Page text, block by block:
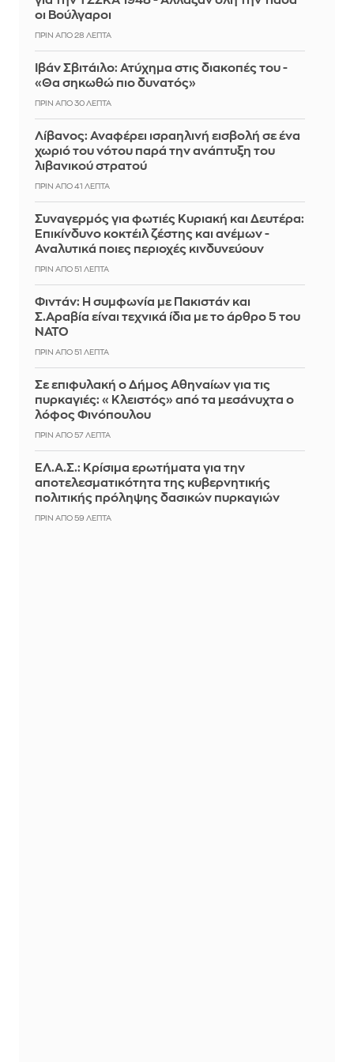
οι Βούλγαροι
ΠΡΙΝ ΑΠΌ 28 ΛΕΠΤΆ
Ιβάν Σβιτάιλο: Ατύχημα στις διακοπές του -
«Θα σηκωθώ πιο δυνατός»
ΠΡΙΝ ΑΠΌ 30 ΛΕΠΤΆ
Λίβανος: Αναφέρει ισραηλινή εισβολή σε ένα
χωριό του νότου παρά την ανάπτυξη του
λιβανικού στρατού
ΠΡΙΝ ΑΠΌ 41 ΛΕΠΤΆ
Συναγερμός για φωτιές Κυριακή και Δευτέρα:
Επικίνδυνο κοκτέιλ ζέστης και ανέμων -
Αναλυτικά ποιες περιοχές κινδυνεύουν
ΠΡΙΝ ΑΠΌ 51 ΛΕΠΤΆ
Φιντάν: Η συμφωνία με Πακιστάν και
Σ.Αραβία είναι τεχνικά ίδια με το άρθρο 5 του
ΝΑΤΟ
ΠΡΙΝ ΑΠΌ 51 ΛΕΠΤΆ
Σε επιφυλακή ο Δήμος Αθηναίων για τις
πυρκαγιές: «Κλειστός» από τα μεσάνυχτα ο
λόφος Φινόπουλου
ΠΡΙΝ ΑΠΌ 57 ΛΕΠΤΆ
ΕΛ.Α.Σ.: Κρίσιμα ερωτήματα για την
αποτελεσματικότητα της κυβερνητικής
πολιτικής πρόληψης δασικών πυρκαγιών
ΠΡΙΝ ΑΠΌ 59 ΛΕΠΤΆ